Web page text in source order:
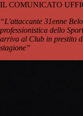
IL COMUNICATO
“L'attaccante 31enne
professionistica dello
arriva al Club in prestito
stagione”